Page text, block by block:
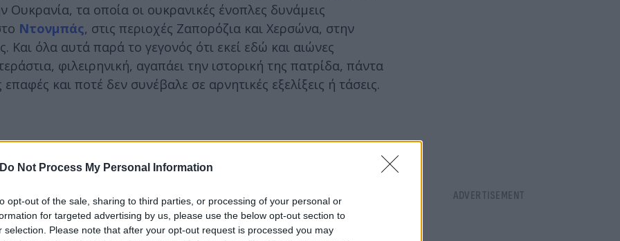
Do Not Process My Personal Information
opt-out of the sale, sharing to third parties, or processing of your personal or
for targeted advertising by us, please use the below opt-out section to
selection. Please note that after your opt-out request is processed you may
τα οποία οι ουκρανικές ένοπλες δυνάμεις
Ντονμπάς, στις περιοχές Ζαπορόζια και Χερσώνα, στην
Και όλα αυτά παρά το γεγονός ότι εκεί εδώ και αιώνες
φιλειρηνική, αγαπάει την ιστορική της πατρίδα, πάντα
και ποτέ δεν συνέβαλε σε αρνητικές εξελίξεις ή τάσεις.